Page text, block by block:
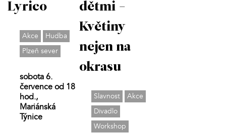
Lyrico
Akce
Hudba
Plzeň sever
sobota 6.
července od 18
hod.,
Mariánská
Týnice
dětmi -
Květiny
nejen na
okrasu
Slavnost
Akce
Divadlo
Workshop